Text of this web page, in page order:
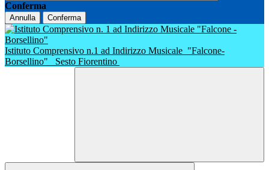
Conferma
Annulla Conferma
Istituto Comprensivo n.1 ad Indirizzo Musicale "Falcone-
Borsellino"
Sesto Fiorentino